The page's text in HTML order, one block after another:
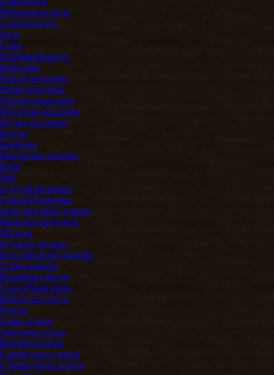
Мінеральна вода
Солодка вода
Квас
Соки
Напівфабрикати
Консерви
М'ясні консерви
Рибні консерви
Овочеві консерви
Фруктові консерви
Ягідні консерви
Крупи
Борошно
Макаронні вироби
Кава
Чай
Соуси&Заправки
Спеції/Приправи
Інші бакалійні товари
Молочні продукти
Молоко
Згущене молоко
Кисломолочні вироби
Сирні вироби
Вершкове масло
Спред/Маргарин
М'ясні продукти
Птиця
Свіжа птиця
Запечена птиця
Копчена птиця
Сиров'ялена птиця
Субпродукти птиця